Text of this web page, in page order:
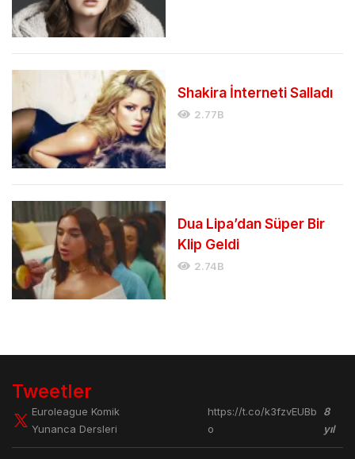
Shakira İnterneti Salladı
2.77B
Dua Lipa’dan Süper Bir
Klip Geldi
2.74B
Tweetler
Euroleague Komik
Yunanca Dersleri
https://t.co/k3fzvEUBb
o
8
yıl